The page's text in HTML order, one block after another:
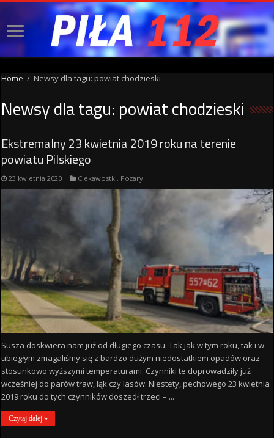
Home / Newsy dla tagu: powiat chodzieski
Newsy dla tagu: powiat chodzieski
Ekstremalny 23 kwietnia 2019 roku na terenie
powiatu Pilskiego
23 kwietnia 2020 Ciekawostki, Pożary
Susza doskwiera nam już od długiego czasu. Tak jak w tym roku, tak i w
ubiegłym zmagaliśmy się z bardzo dużym niedostatkiem opadów oraz
stosunkowo wyższymi temperaturami. Czynniki te doprowadziły już
wcześniej do parów traw, łąk czy lasów. Niestety, pechowego 23 kwietnia
2019 roku do tych czynników doszedł trzeci – ...
Czytaj dalej »